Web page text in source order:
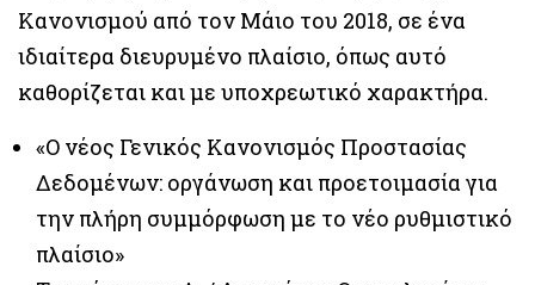
Κανονισμού από τον Μάιο του 2018, σε ένα
ιδιαίτερα διευρυμένο πλαίσιο, όπως αυτό
καθορίζεται και με υποχρεωτικό χαρακτήρα.
«Ο νέος Γενικός Κανονισμός Προστασίας
Δεδομένων: οργάνωση και προετοιμασία για
την πλήρη συμμόρφωση με το νέο ρυθμιστικό
πλαίσιο»